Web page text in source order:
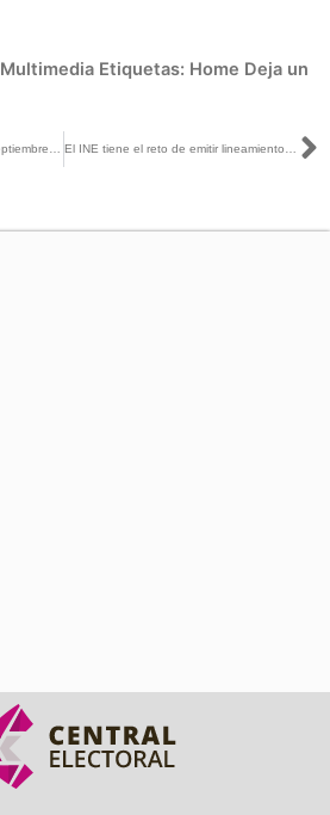
Multimedia Etiquetas: Home Deja un